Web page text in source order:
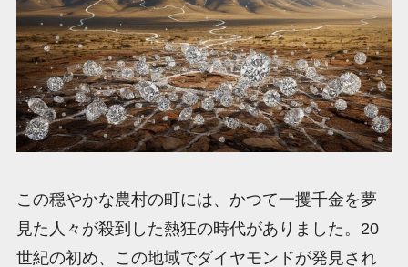
この穏やかな農村の町には、かつて一攫千金を夢
見た人々が殺到した熱狂の時代がありました。20
世紀の初め、この地域でダイヤモンドが発見され